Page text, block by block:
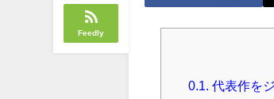
Feedly
0.1. 代表作を